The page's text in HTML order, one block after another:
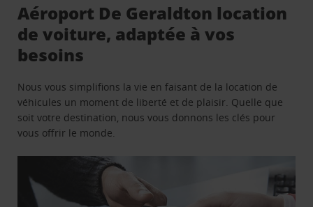
Aéroport De Geraldton location
de voiture, adaptée à vos
besoins
Nous vous simplifions la vie en faisant de la location de
véhicules un moment de liberté et de plaisir. Quelle que
soit votre destination, nous vous donnons les clés pour
vous offrir le monde.